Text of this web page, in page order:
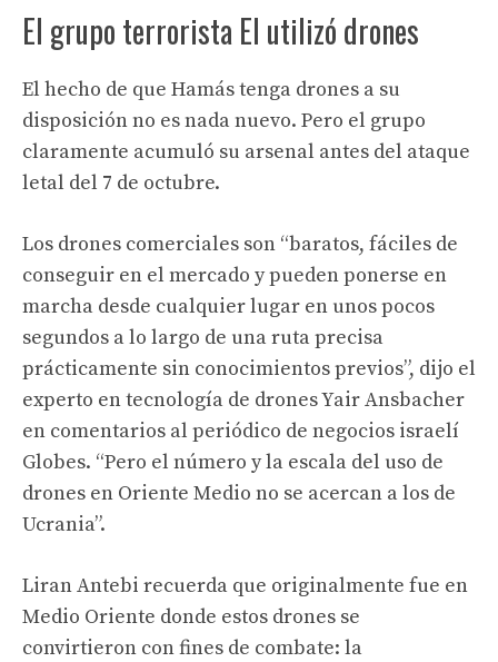
El grupo terrorista EI utilizó drones
El hecho de que Hamás tenga drones a su
disposición no es nada nuevo. Pero el grupo
claramente acumuló su arsenal antes del ataque
letal del 7 de octubre.
Los drones comerciales son “baratos, fáciles de
conseguir en el mercado y pueden ponerse en
marcha desde cualquier lugar en unos pocos
segundos a lo largo de una ruta precisa
prácticamente sin conocimientos previos”, dijo el
experto en tecnología de drones Yair Ansbacher
en comentarios al periódico de negocios israelí
Globes. “Pero el número y la escala del uso de
drones en Oriente Medio no se acercan a los de
Ucrania”.
Liran Antebi recuerda que originalmente fue en
Medio Oriente donde estos drones se
convirtieron con fines de combate: la